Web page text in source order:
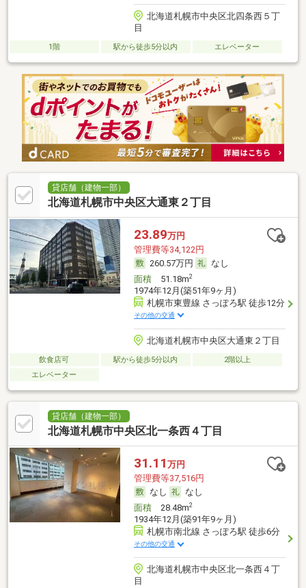
北海道札幌市中央区北四条西５丁
目
1階 駅から徒歩5分以内 エレベーター
貸店舗（建物一部）
北海道札幌市中央区大通東２丁目
23.89万円
管理費等34,122円
260.57万円
なし
面積51.18m2
1974年12月(築51年9ヶ月)
札幌市東豊線 さっぽろ駅 徒歩12分
その他の交通
北海道札幌市中央区大通東２丁目
飲食店可 駅から徒歩5分以内
2階以上
エレベーター
貸店舗（建物一部）
北海道札幌市中央区北一条西４丁目
31.11 万円
管理費等37,516円
なし
なし
面積28.48m2
1934年12月(築91年9ヶ月)
札幌市南北線 さっぽろ駅 徒歩6分
その他の交通
北海道札幌市中央区北一条西４丁
目